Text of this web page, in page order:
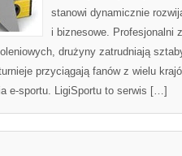
stanowi dynamicznie
i biznesowe. Profesjonalni
drużyny zatrudniają
przyciągają fanów z wielu
e-sportu. LigiSportu to serwis […]